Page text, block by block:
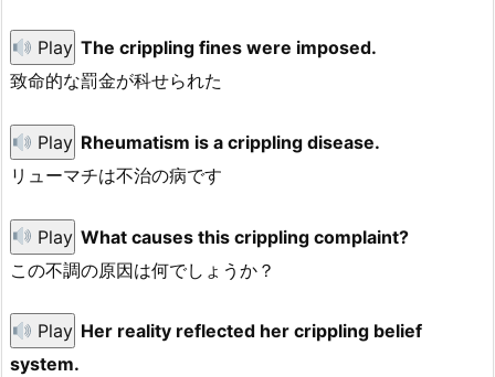
Play The crippling fines were imposed.
致命的な罰金が科せられた
Play Rheumatism is a crippling disease.
リューマチは不治の病です
Play What causes this crippling complaint?
この不調の原因は何でしょうか？
Play Her reality reflected her crippling belief
system.